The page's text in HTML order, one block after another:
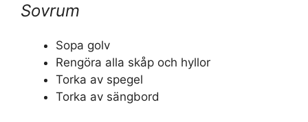
Sovrum
Sopa golv
Rengöra alla skåp och hyllor
Torka av spegel
Torka av sängbord